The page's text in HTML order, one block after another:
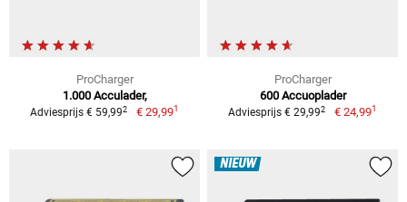
ProCharger
1.000 Acculader,
Adviesprijs € 59,992 € 29,991
ProCharger
600 Accuoplader
Adviesprijs € 29,992 € 24,991
NIEUW